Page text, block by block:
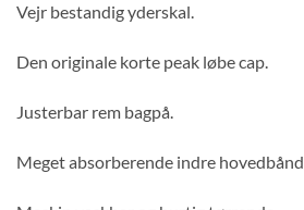
Vejr bestandig yderskal.
Den originale korte peak løbe cap.
Justerbar rem bagpå.
Meget absorberende indre hovedbånd.